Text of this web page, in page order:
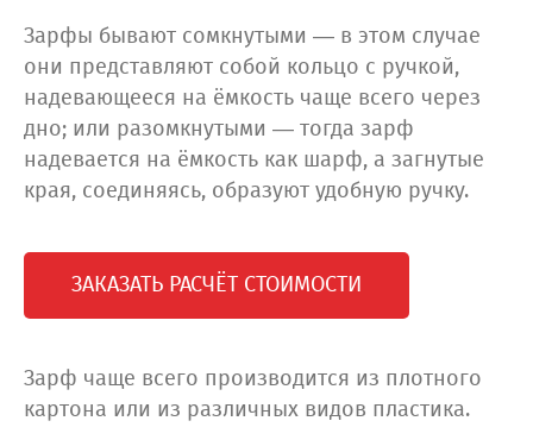
Зарфы бывают сомкнутыми — в этом случае
они представляют собой кольцо с ручкой,
надевающееся на ёмкость чаще всего через
дно; или разомкнутыми — тогда зарф
надевается на ёмкость как шарф, а загнутые
края, соединяясь, образуют удобную ручку.
ЗАКАЗАТЬ РАСЧЁТ СТОИМОСТИ
Зарф чаще всего производится из плотного
картона или из различных видов пластика.